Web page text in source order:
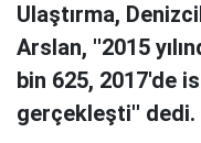
Ulaştırma,
Arslan, ''2015
bin 625, 2017'de
gerçekleşti'' dedi.